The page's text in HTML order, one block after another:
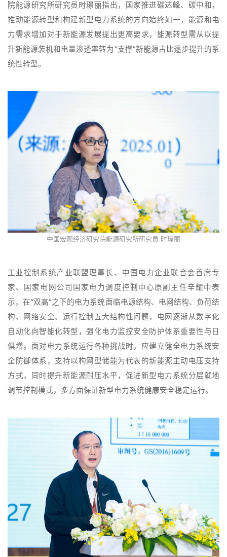
院能源研究所研究员时璟丽指出，国家推进碳达峰、碳中和，
推动能源转型和构建新型电力系统的方向始终如一，能源和电
力需求增加对于新能源发展提出更高要求，能源转型需从以提
升新能源装机和电量渗透率转为“支撑”新能源占比逐步提升的系
统性转型。
中国宏观经济研究院能源研究所研究员 时璟丽
工业控制系统产业联盟理事长、中国电力企业联合会首席专
家、国家电网公司国家电力调度控制中心原副主任辛耀中表
示，在“双高”之下的电力系统面临电源结构、电网结构、负荷结
构、网络安全、运行控制五大结构性问题，电网逐渐从数字化
自动化向智能化转型，强化电力监控安全防护体系重要性与日
俱增。面对电力系统运行各种挑战时，应建立健全电力系统安
全防御体系，支持以构网型储能为代表的新能源主动电压支持
方式，同时提升新能源耐压水平，促进新型电力系统分层就地
调节控制模式，多方面保证新型电力系统健康安全稳定运行。